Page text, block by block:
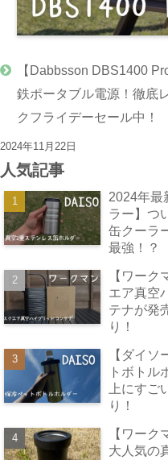
【Dabbsson DBS1400
鉄ポータブル電源！徹底
クフライデーセール中！
2024年11月22日
人気記事
2024年最
ラー】つ
缶クーラ
最強！？
【ワーク
エア真空
テナが発
り！
【ダイソ
トボトル
上にすご
り！
【ワーク
大人気の